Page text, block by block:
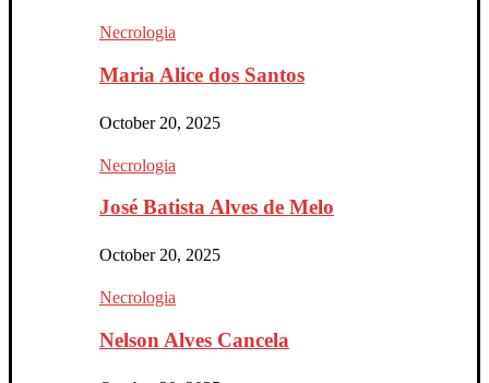
Necrologia
Maria Alice dos Santos
October 20, 2025
Necrologia
José Batista Alves de Melo
October 20, 2025
Necrologia
Nelson Alves Cancela